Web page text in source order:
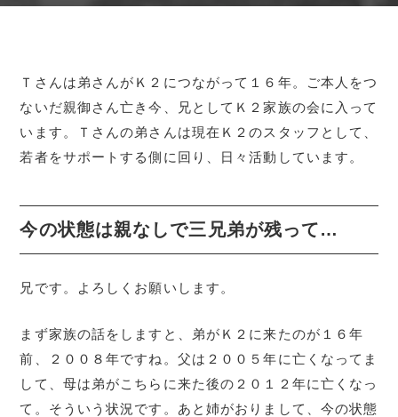
Ｔさんは弟さんがＫ２につながって１６年。ご本人をつ
ないだ親御さん亡き今、兄としてＫ２家族の会に入って
います。Ｔさんの弟さんは現在Ｋ２のスタッフとして、
若者をサポートする側に回り、日々活動しています。
今の状態は親なしで三兄弟が残って…
兄です。よろしくお願いします。
まず家族の話をしますと、弟がＫ２に来たのが１６年
前、２００８年ですね。父は２００５年に亡くなってま
して、母は弟がこちらに来た後の２０１２年に亡くなっ
て。そういう状況です。あと姉がおりまして、今の状態